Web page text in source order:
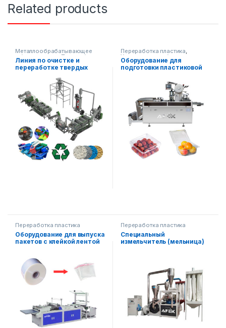
Related products
Металлообрабатывающее
оборудование Переработка
пластика
Линия по очистке и
переработке твердых
полипропиленовых
Переработка пластика,
Упаковочное оборудование
Оборудование для
подготовки пластиковой
(автоматическое)
Переработка пластика
Оборудование для выпуска
пакетов с клейкой лентой
Переработка пластика
Специальный
измельчитель (мельница)